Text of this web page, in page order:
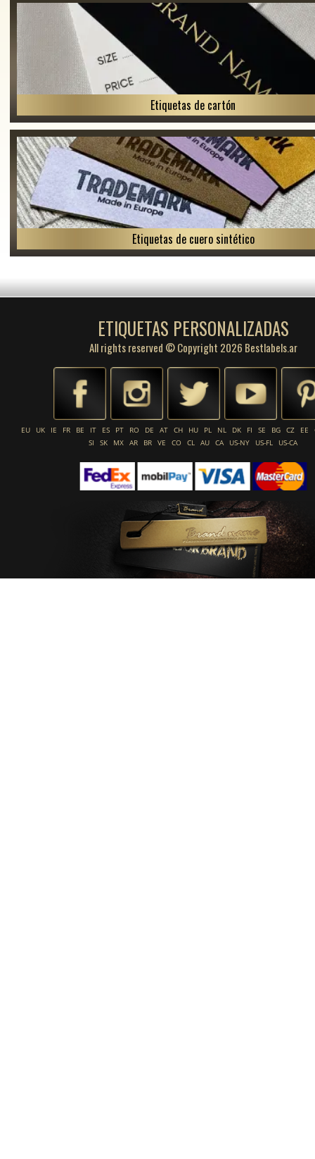
Etiquetas de cartón
Etiquetas de cuero sintético
ETIQUETAS PERSONALIZADAS
All rights reserved © Copyright 2026 Bestlabels.ar
EU UK IE FR BE IT ES PT RO DE AT CH HU PL NL DK FI SE BG CZ EE
SI
SK MX AR BR VE CO CL AU CA US-NY US-FL US-CA